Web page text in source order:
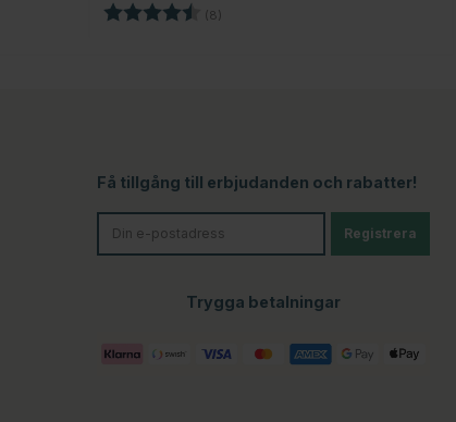
Betyg: (8)
Få tillgång till erbjudanden och rabatter!
Registrera
Trygga betalningar